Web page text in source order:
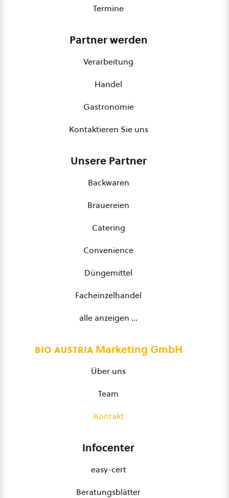
Termine
Partner werden
Verarbeitung
Handel
Gastronomie
Kontaktieren Sie uns
Unsere Partner
Backwaren
Brauereien
Catering
Convenience
Düngemittel
Facheinzelhandel
alle anzeigen …
bio austriaMarketing GmbH
Über uns
Team
Kontakt
Infocenter
easy-cert
Beratungsblätter